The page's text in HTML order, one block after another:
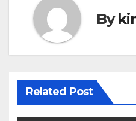
By
Related Post